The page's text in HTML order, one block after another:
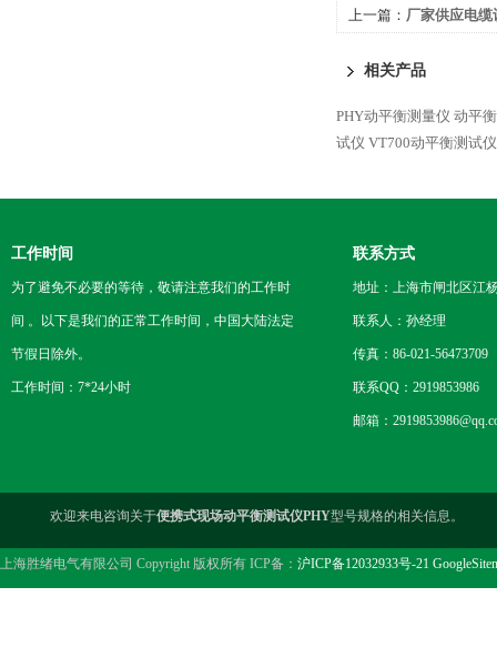
上一篇： 厂家供应电缆
相关产品
PHY动平衡测量仪 动平
试仪 VT700动平衡测试仪
工作时间
为了避免不必要的等待，敬请注意我们的工作时
间 。以下是我们的正常工作时间，中国大陆法定
节假日除外。
工作时间：7*24小时
联系方式
地址：上海市闸北区江
联系人：孙经理
传真：86-021-56473709
联系QQ：2919853986
邮箱：
欢迎来电咨询关于便携式现场动平衡测试仪PHY型号规格的相关信息。
上海胜绪电气有限公司 Copyright 版权所有 ICP备： 沪ICP备12032933号-21